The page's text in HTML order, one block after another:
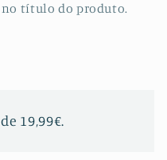
no título do produto.
19,99€.